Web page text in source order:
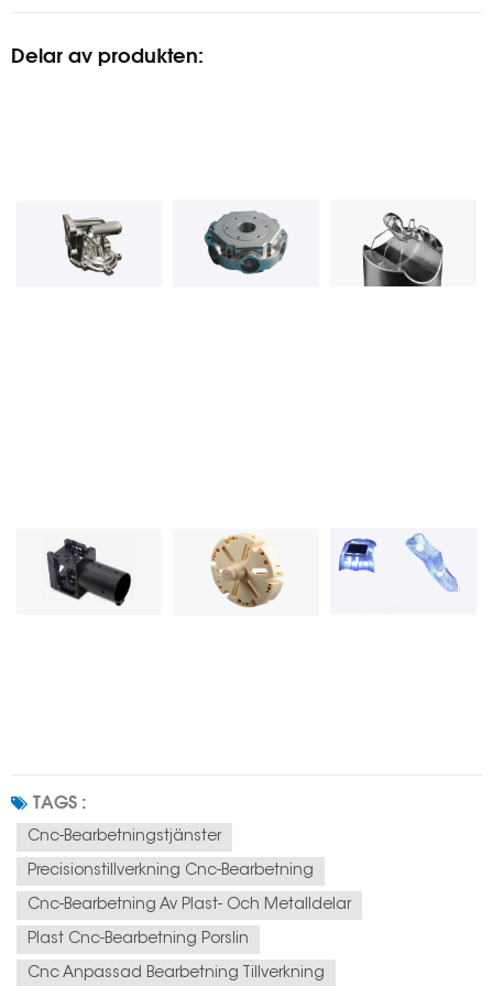
Delar av produkten:
TAGS :
Cnc-Bearbetningstjänster
Precisionstillverkning Cnc-Bearbetning
Cnc-Bearbetning Av Plast- Och Metalldelar
Plast Cnc-Bearbetning Porslin
Cnc Anpassad Bearbetning Tillverkning